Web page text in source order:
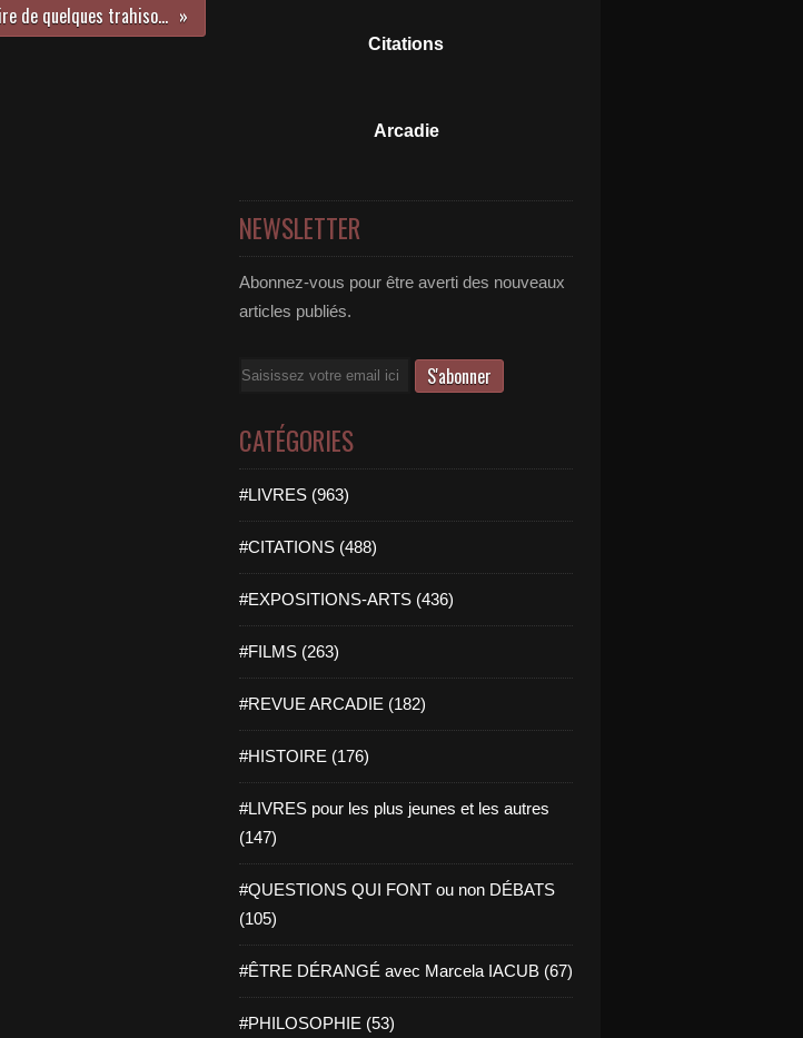
Histoire de quelques trahisons
Citations
Arcadie
NEWSLETTER
Abonnez-vous pour être averti des nouveaux
articles publiés.
Email
CATÉGORIES
#LIVRES (963)
#CITATIONS (488)
#EXPOSITIONS-ARTS (436)
#FILMS (263)
#REVUE ARCADIE (182)
#HISTOIRE (176)
#LIVRES pour les plus jeunes et les autres
(147)
#QUESTIONS QUI FONT ou non DÉBATS
(105)
#ÊTRE DÉRANGÉ avec Marcela IACUB (67)
#PHILOSOPHIE (53)